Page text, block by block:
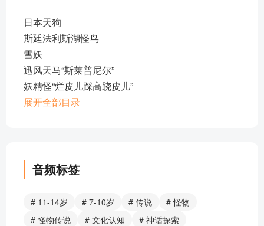
日本天狗
斯廷法利斯湖怪鸟
雪妖
迅风天马“斯莱普尼尔”
妖精怪“烂皮儿踩高跷皮儿”
半鹿半鸟怪“佩利冬”
太阳神“威齐洛波契特里”
食尸鬼
北欧巨狼“芬里尔”
邪恶皇后
展开全部目录
音频标签
# 11-14岁 # 7-10岁 # 传说
# 怪物
# 怪物传说
# 文化认知 # 神话探索